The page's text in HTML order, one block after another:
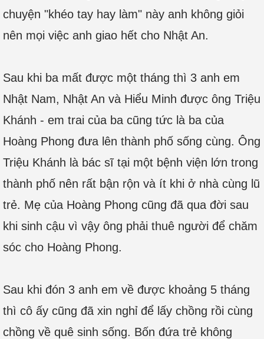
chuyện "khéo tay hay làm" này anh không giỏi
nên mọi việc anh giao hết cho Nhật An.
Sau khi ba mất được một tháng thì 3 anh em
Nhật Nam, Nhật An và Hiểu Minh được ông Triệu
Khánh - em trai của ba cũng tức là ba của
Hoàng Phong đưa lên thành phố sống cùng. Ông
Triệu Khánh là bác sĩ tại một bệnh viện lớn trong
thành phố nên rất bận rộn và ít khi ở nhà cùng lũ
trẻ. Mẹ của Hoàng Phong cũng đã qua đời sau
khi sinh cậu vì vậy ông phải thuê người để chăm
sóc cho Hoàng Phong.
Sau khi đón 3 anh em về được khoảng 5 tháng
thì cô ấy cũng đã xin nghỉ để lấy chồng rồi cùng
chồng về quê sinh sống. Bốn đứa trẻ không